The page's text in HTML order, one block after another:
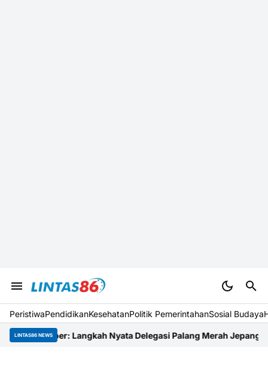
PeristiwaPendidikanKesehatanPolitik PemerintahanSosial Budaya
LINTAS86 NEWS
Langkah Nyata Delegasi Palang Merah Jepang Dampingi